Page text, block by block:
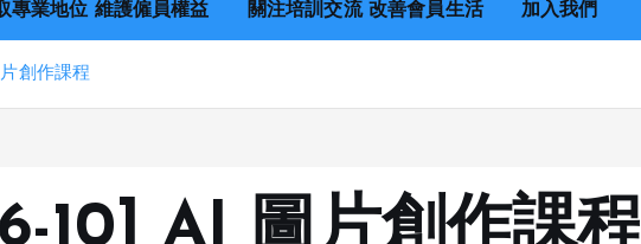
專業地位 維護僱員權益 關注培訓交流 改善會員生活 加入我們
創作課程
10] AI 圖片創作課程